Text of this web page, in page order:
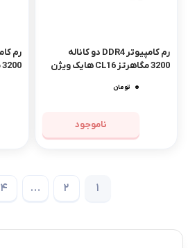
رم کامپیوتر DDR4 دو کاناله
3200 مگاهرتز CL16 هایک ویژن
0 تومان
ناموجود
1
2
…
4